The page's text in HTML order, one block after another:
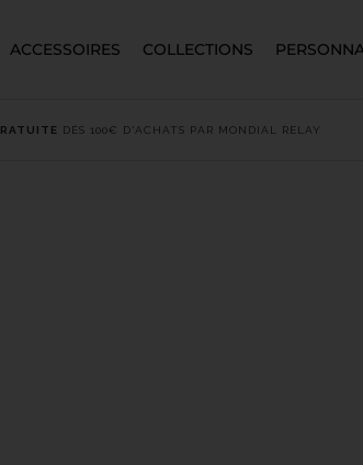
ACCESSOIRES COLLECTIONS
DÈS 100€ D'ACHATS PAR MONDIAL RELAY